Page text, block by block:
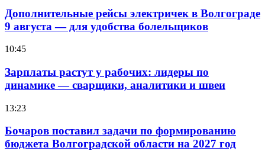
Дополнительные рейсы электричек в Волгограде
9 августа — для удобства болельщиков
10:45
Зарплаты растут у рабочих: лидеры по
динамике — сварщики, аналитики и швеи
13:23
Бочаров поставил задачи по формированию
бюджета Волгоградской области на 2027 год